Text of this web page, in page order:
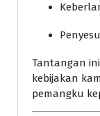
Tantangan
kebijakan
pemangku